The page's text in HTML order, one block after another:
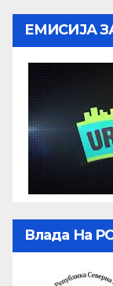
ЕМИСИЈА
Влада На